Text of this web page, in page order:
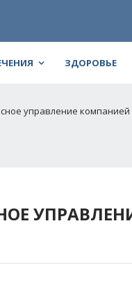
ЗДОРОВЬЕ
управление компанией